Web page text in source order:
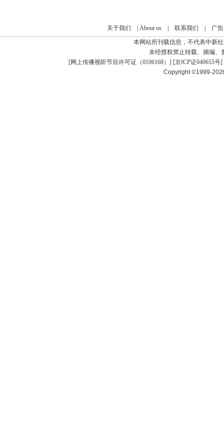
关于我们 About us| 联系我们
广
本网站所刊载信息，不代表中新
未经授权禁止转载、摘编、
[网上传播视听节目许可证（0106168） ] [京ICP证040655号]
Copyright ©1999-